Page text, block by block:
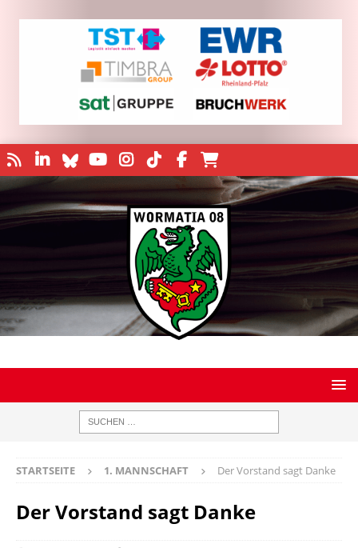
STARTSEITE 1. MANNSCHAFT Der Vorstand sagt Danke
Der Vorstand sagt Danke